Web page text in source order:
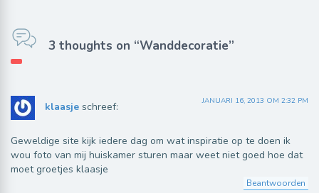
3 thoughts on “Wanddecoratie”
klaasje schreef: JANUARI 16, 2013 OM 2:32 PM
Geweldige site kijk iedere dag om wat inspiratie op te doen ik
wou foto van mij huiskamer sturen maar weet niet goed hoe dat
moet groetjes klaasje
Beantwoorden